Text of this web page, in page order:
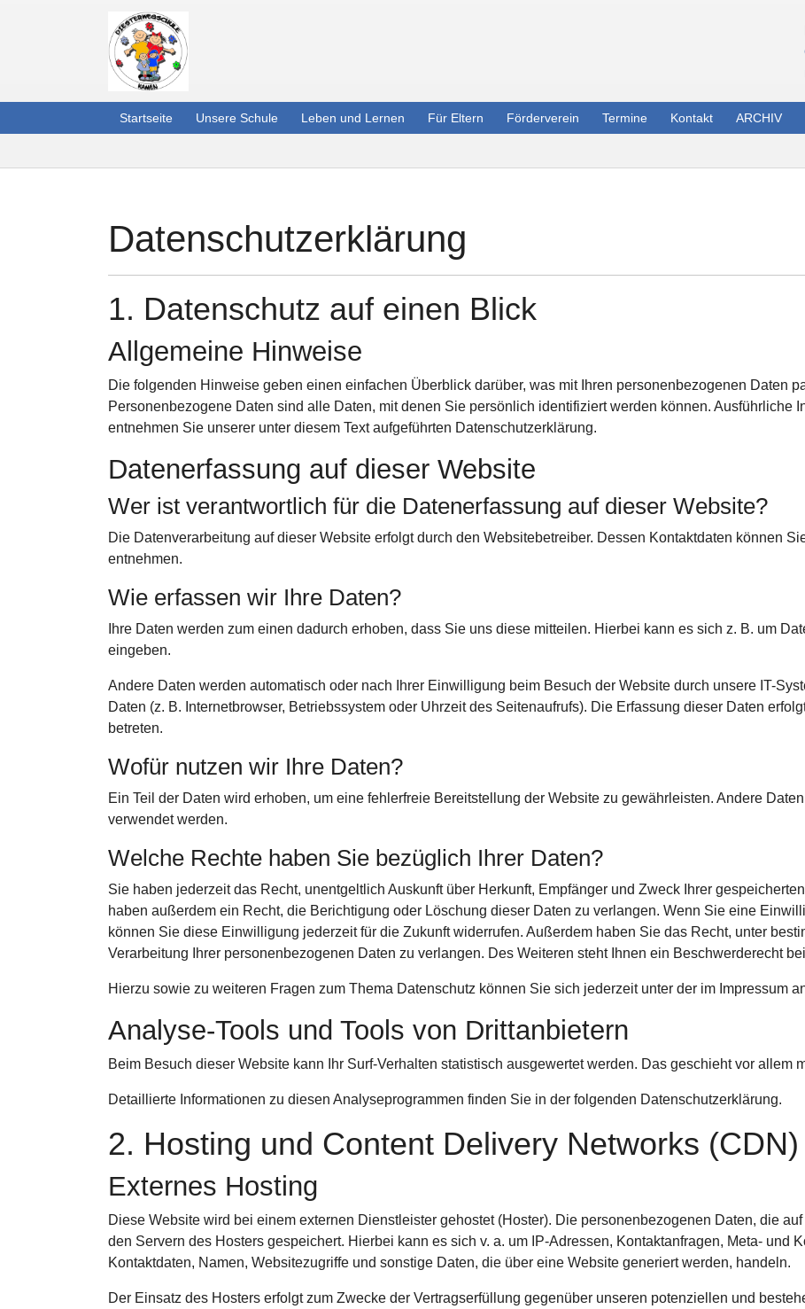
Startseite Unsere Schule Leben und Lernen Für Eltern Förderverein Termine Kontakt ARCHIV
Datenschutz­erklärung
1. Datenschutz auf einen Blick
Allgemeine Hinweise
Die folgenden Hinweise geben einen einfachen Überblick darüber, was mit Ihren personenbezogenen Daten
Personenbezogene Daten sind alle Daten, mit denen Sie persönlich identifiziert werden können. Ausführliche
entnehmen Sie unserer unter diesem Text aufgeführten Datenschutzerklärung.
Datenerfassung auf dieser Website
Wer ist verantwortlich für die Datenerfassung auf dieser Website?
Die Datenverarbeitung auf dieser Website erfolgt durch den Websitebetreiber. Dessen Kontaktdaten können
entnehmen.
Wie erfassen wir Ihre Daten?
Ihre Daten werden zum einen dadurch erhoben, dass Sie uns diese mitteilen. Hierbei kann es sich z. B. um
eingeben.
Andere Daten werden automatisch oder nach Ihrer Einwilligung beim Besuch der Website durch unsere IT-
Daten (z. B. Internetbrowser, Betriebssystem oder Uhrzeit des Seitenaufrufs). Die Erfassung dieser Daten
betreten.
Wofür nutzen wir Ihre Daten?
Ein Teil der Daten wird erhoben, um eine fehlerfreie Bereitstellung der Website zu gewährleisten. Andere
verwendet werden.
Welche Rechte haben Sie bezüglich Ihrer Daten?
Sie haben jederzeit das Recht, unentgeltlich Auskunft über Herkunft, Empfänger und Zweck Ihrer
haben außerdem ein Recht, die Berichtigung oder Löschung dieser Daten zu verlangen. Wenn Sie eine
können Sie diese Einwilligung jederzeit für die Zukunft widerrufen. Außerdem haben Sie das Recht, unter
Verarbeitung Ihrer personenbezogenen Daten zu verlangen. Des Weiteren steht Ihnen ein Beschwerderecht
Hierzu sowie zu weiteren Fragen zum Thema Datenschutz können Sie sich jederzeit unter der im Impressum
Analyse-Tools und Tools von Dritt­anbietern
Beim Besuch dieser Website kann Ihr Surf-Verhalten statistisch ausgewertet werden. Das geschieht vor allem
Detaillierte Informationen zu diesen Analyseprogrammen finden Sie in der folgenden Datenschutzerklärung.
2. Hosting und Content Delivery Networks (CDN)
Externes Hosting
Diese Website wird bei einem externen Dienstleister gehostet (Hoster). Die personenbezogenen Daten, die
den Servern des Hosters gespeichert. Hierbei kann es sich v. a. um IP-Adressen, Kontaktanfragen, Meta- und
Kontaktdaten, Namen, Websitezugriffe und sonstige Daten, die über eine Website generiert werden, handeln.
Der Einsatz des Hosters erfolgt zum Zwecke der Vertragserfüllung gegenüber unseren potenziellen und